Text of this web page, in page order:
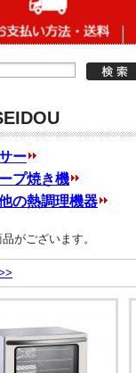
ー
プ焼き機
の熱調理機器
がございます。